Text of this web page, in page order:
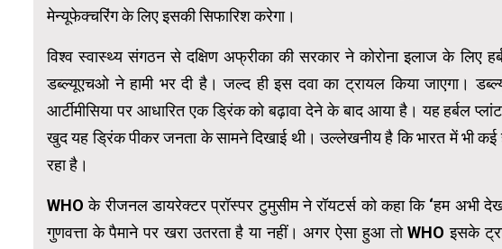
मेन्यूफेक्चरिंग के लिए इसकी सिफारिश करेगा।
विश्व स्वास्थ्य संगठन से दक्षिण अफ्रीका की सरकार ने कोरोना इलाज के लिए
डब्ल्यूएचओ ने हामी भर दी है। जल्द ही इस दवा का ट्रायल किया जाएगा।
आर्टीमीसिया पर आधारित एक ड्रिंक को बढ़ावा देने के बाद आया है। यह हर्बल
खुद यह ड्रिंक पीकर जनता के सामने दिखाई थी। उल्लेखनीय है कि भारत में भी कई
रहा है।
WHO के रीजनल डायरेक्टर प्रॉस्पर टुमुसीम ने रॉयटर्स को कहा कि ‘हम अभी
गुणवत्ता के पैमाने पर खरा उतरता है या नहीं। अगर ऐसा हुआ तो WHO इसके